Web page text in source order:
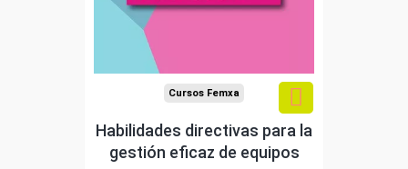
Cursos Femxa
Habilidades directivas para la
gestión eficaz de equipos